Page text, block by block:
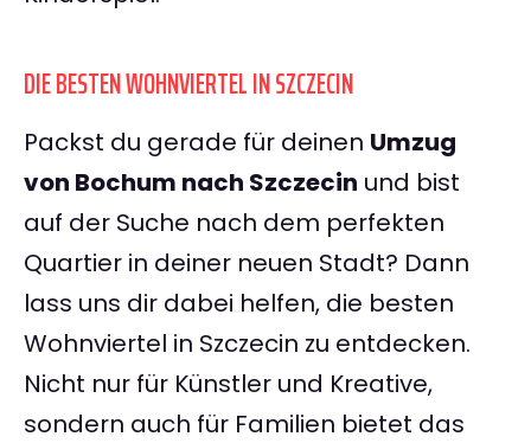
DIE BESTEN WOHNVIERTEL IN SZCZECIN
Packst du gerade für deinen Umzug
von Bochum nach Szczecin und bist
auf der Suche nach dem perfekten
Quartier in deiner neuen Stadt? Dann
lass uns dir dabei helfen, die besten
Wohnviertel in Szczecin zu entdecken.
Nicht nur für Künstler und Kreative,
sondern auch für Familien bietet das